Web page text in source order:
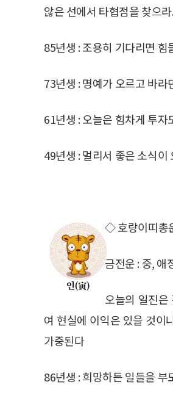
않은 선에서 타협점을 찾으
85년생 : 조용히 기다리면
73년생 : 명예가 오르고 바
61년생 : 오늘은 힘차게 투
49년생 : 멀리서 좋은 소식
◇ 호랑이띠총
금전운 : 중, 애
오늘의 일진
여 현실에 이익은 있을 것이
가중된다
86년생 : 희망하든 일들을